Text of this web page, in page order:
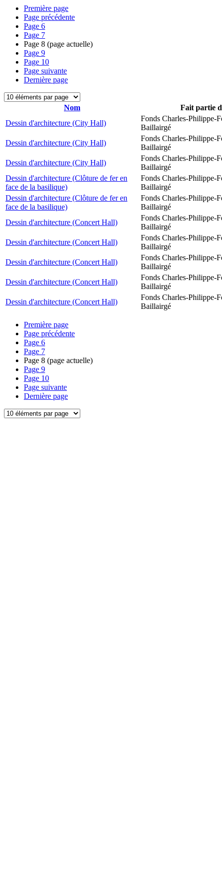
Première page
Page précédente
Page 6
Page 7
Page 8 (page actuelle)
Page 9
Page 10
Page suivante
Dernière page
Nom
Fait partie
Dessin d'architecture (City Hall)
Fonds Charles-Philippe-
Baillairgé
Dessin d'architecture (City Hall)
Fonds Charles-Philippe-
Baillairgé
Dessin d'architecture (City Hall)
Fonds Charles-Philippe-
Baillairgé
Dessin d'architecture (Clôture de fer en
face de la basilique)
Fonds Charles-Philippe-
Baillairgé
Dessin d'architecture (Clôture de fer en
face de la basilique)
Fonds Charles-Philippe-
Baillairgé
Dessin d'architecture (Concert Hall)
Fonds Charles-Philippe-
Baillairgé
Dessin d'architecture (Concert Hall)
Fonds Charles-Philippe-
Baillairgé
Dessin d'architecture (Concert Hall)
Fonds Charles-Philippe-
Baillairgé
Dessin d'architecture (Concert Hall)
Fonds Charles-Philippe-
Baillairgé
Dessin d'architecture (Concert Hall)
Fonds Charles-Philippe-
Baillairgé
Première page
Page précédente
Page 6
Page 7
Page 8 (page actuelle)
Page 9
Page 10
Page suivante
Dernière page